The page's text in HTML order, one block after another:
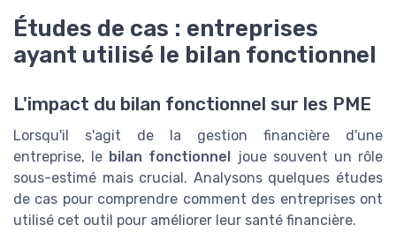
Études de cas : entreprises
ayant utilisé le bilan fonctionnel
L'impact du bilan fonctionnel sur les PME
Lorsqu'il s'agit de la gestion financière d'une
entreprise, le bilan fonctionnel joue souvent un rôle
sous-estimé mais crucial. Analysons quelques études
de cas pour comprendre comment des entreprises ont
utilisé cet outil pour améliorer leur santé financière.